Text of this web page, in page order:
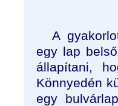
A
egy lap
állapítani,
Könnyedén
egy